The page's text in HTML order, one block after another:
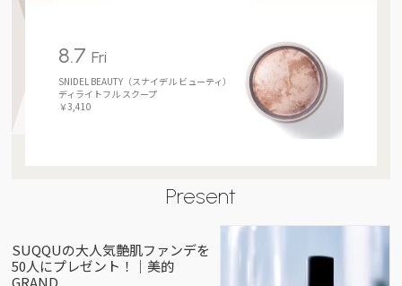
8.7 Fri
SNIDEL BEAUTY（スナイデル ビューティ）
ディライトフル スクープ
￥3,410
Present
SUQQUの大人気艶肌ファンデを
50人にプレゼント！｜美的
GRAND